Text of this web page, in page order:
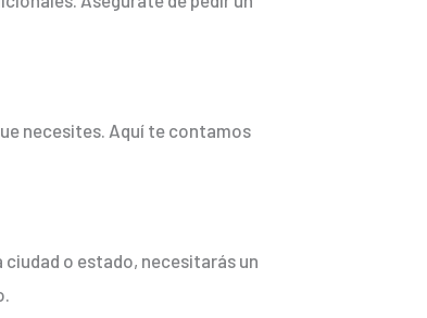
necesites. Aquí te contamos
o estado, necesitarás un